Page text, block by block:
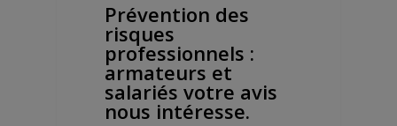
Prévention des
risques
professionnels :
armateurs et
salariés votre avis
nous intéresse.